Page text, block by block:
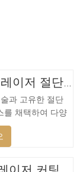
과 고유한 절단
를 채택하여 다양
능형 절단을 수
화하고, 더 넓은
용을 적용할 수 있